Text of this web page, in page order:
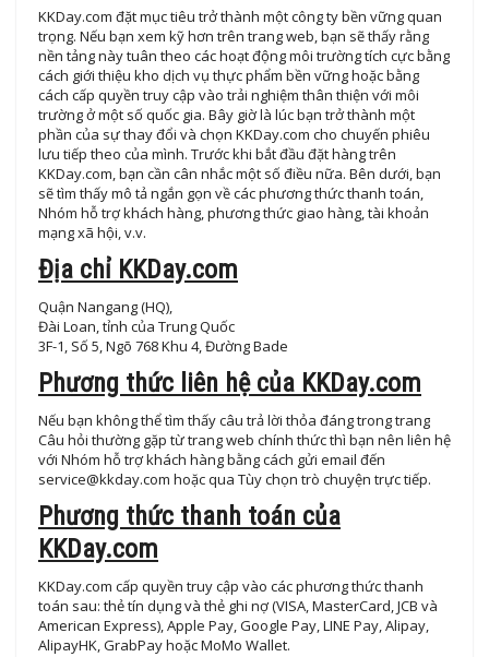
KKDay.com đặt mục tiêu trở thành một công ty bền vững quan
trọng. Nếu bạn xem kỹ hơn trên trang web, bạn sẽ thấy rằng
nền tảng này tuân theo các hoạt động môi trường tích cực bằng
cách giới thiệu kho dịch vụ thực phẩm bền vững hoặc bằng
cách cấp quyền truy cập vào trải nghiệm thân thiện với môi
trường ở một số quốc gia. Bây giờ là lúc bạn trở thành một
phần của sự thay đổi và chọn KKDay.com cho chuyến phiêu
lưu tiếp theo của mình. Trước khi bắt đầu đặt hàng trên
KKDay.com, bạn cần cân nhắc một số điều nữa. Bên dưới, bạn
sẽ tìm thấy mô tả ngắn gọn về các phương thức thanh toán,
Nhóm hỗ trợ khách hàng, phương thức giao hàng, tài khoản
mạng xã hội, v.v.
Địa chỉ KKDay.com
Quận Nangang (HQ),
Đài Loan, tỉnh của Trung Quốc
3F-1, Số 5, Ngõ 768 Khu 4, Đường Bade
Phương thức liên hệ của KKDay.com
Nếu bạn không thể tìm thấy câu trả lời thỏa đáng trong trang
Câu hỏi thường gặp từ trang web chính thức thì bạn nên liên hệ
với Nhóm hỗ trợ khách hàng bằng cách gửi email đến
service@kkday.com hoặc qua Tùy chọn trò chuyện trực tiếp.
Phương thức thanh toán của
KKDay.com
KKDay.com cấp quyền truy cập vào các phương thức thanh
toán sau: thẻ tín dụng và thẻ ghi nợ (VISA, MasterCard, JCB và
American Express), Apple Pay, Google Pay, LINE Pay, Alipay,
AlipayHK, GrabPay hoặc MoMo Wallet.